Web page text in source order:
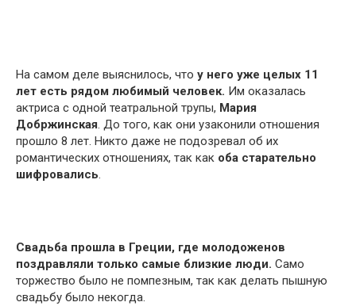
На самом деле выяснилось, что у него уже целых 11
лет есть рядом любимый человек. Им оказалась
актриса с одной театральной трупы, Мария
Добржинская. До того, как они узаконили отношения
прошло 8 лет. Никто даже не подозревал об их
романтических отношениях, так как оба старательно
шифровались.
Свадьба прошла в Греции, где молодоженов
поздравляли только самые близкие люди. Само
торжество было не помпезным, так как делать пышную
свадьбу было некогда.